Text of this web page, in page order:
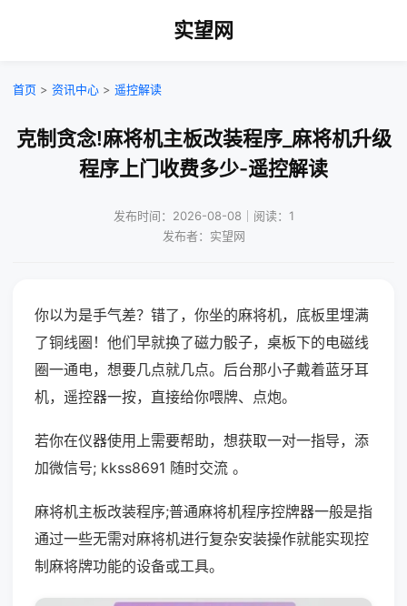
实望网
首页 > 资讯中心 > 遥控解读
克制贪念!麻将机主板改装程序_麻将机升级
程序上门收费多少-遥控解读
发布时间：2026-08-08｜阅读：1
发布者：实望网
你以为是手气差？错了，你坐的麻将机，底板里埋满
了铜线圈！他们早就换了磁力骰子，桌板下的电磁线
圈一通电，想要几点就几点。后台那小子戴着蓝牙耳
机，遥控器一按，直接给你喂牌、点炮。
若你在仪器使用上需要帮助，想获取一对一指导，添
加微信号; kkss8691 随时交流 。
麻将机主板改装程序;普通麻将机程序控牌器一般是指
通过一些无需对麻将机进行复杂安装操作就能实现控
制麻将牌功能的设备或工具。